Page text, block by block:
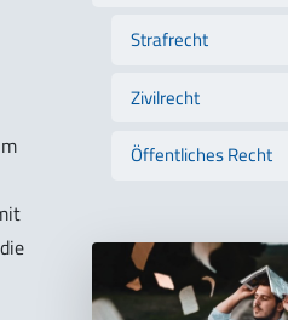
Strafrecht
Zivilrecht
Öffentliches Recht